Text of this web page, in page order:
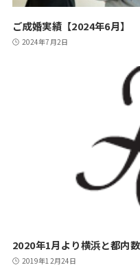
ご成婚実績【2024年6月】
2024年7月2日
2020年1月より横浜と都内
2019年12月24日